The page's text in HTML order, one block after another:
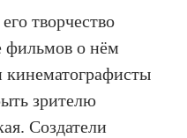
творчество
фильмов о нём
кинематографисты
зрителю
Создатели